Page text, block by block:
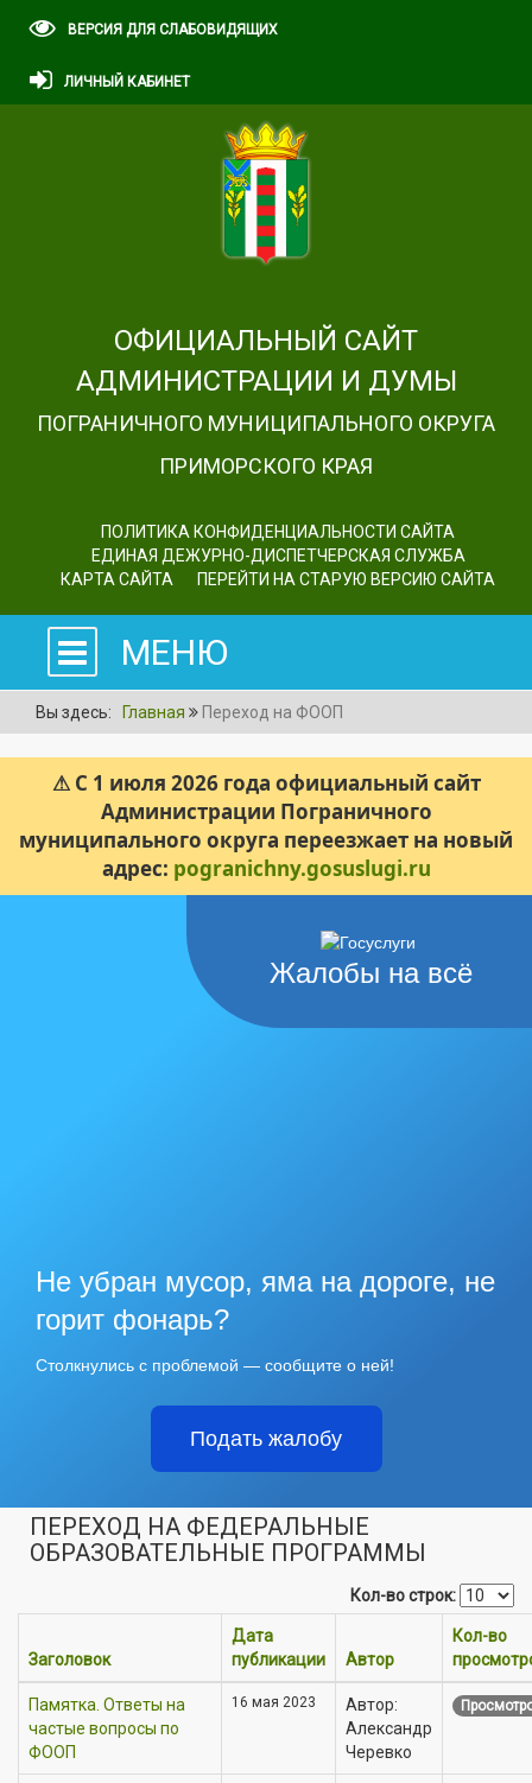
ВЕРСИЯ ДЛЯ СЛАБОВИДЯЩИХ
ЛИЧНЫЙ КАБИНЕТ
ОФИЦИАЛЬНЫЙ САЙТ
АДМИНИСТРАЦИИ И ДУМЫ
ПОГРАНИЧНОГО МУНИЦИПАЛЬНОГО ОКРУГА
ПРИМОРСКОГО КРАЯ
ПОЛИТИКА КОНФИДЕНЦИАЛЬНОСТИ САЙТА
ЕДИНАЯ ДЕЖУРНО-ДИСПЕТЧЕРСКАЯ СЛУЖБА
КАРТА САЙТА
ПЕРЕЙТИ НА СТАРУЮ ВЕРСИЮ САЙТА
МЕНЮ
Вы здесь: Главная Переход на ФООП
⚠ С 1 июля 2026 года официальный сайт
Администрации Пограничного
муниципального округа переезжает на новый
адрес: pogranichny.gosuslugi.ru
Жалобы на всё
Не убран мусор, яма на дороге, не
горит фонарь?
Столкнулись с проблемой — сообщите о ней!
Подать жалобу
ПЕРЕХОД НА ФЕДЕРАЛЬНЫЕ
ОБРАЗОВАТЕЛЬНЫЕ ПРОГРАММЫ
Кол-во строк:
Заголовок
Дата
публикации
Автор
Кол-во
Памятка. Ответы на
частые вопросы по
ФООП
16 мая 2023
Автор:
Александр
Черевко